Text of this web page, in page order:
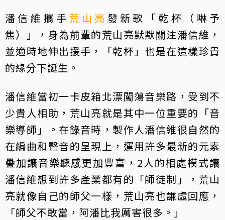
潘信維攜手 荒山亮 發新歌「乾杯（啉予
焦）」，身為前輩的荒山亮默默關注潘信維，
並適時地伸出援手，「乾杯」也是在這樣珍貴
的緣分下誕生。
潘信維當初一卡皮箱北漂闖蕩音樂路，受到不
少貴人相助，荒山亮就是其中一位重要的「音
樂導師」。在錄音時，製作人潘信維很自然的
在編曲和聲音的呈現上，運用許多最新的元素
疊加讓音樂聽感更加豐富，2人的相處模式讓
潘信維想到許多產業都有的「師徒制」，荒山
亮就像自己的師父一樣，荒山亮也謙虛回應，
「師父不敢當，阿潘比我厲害很多。」